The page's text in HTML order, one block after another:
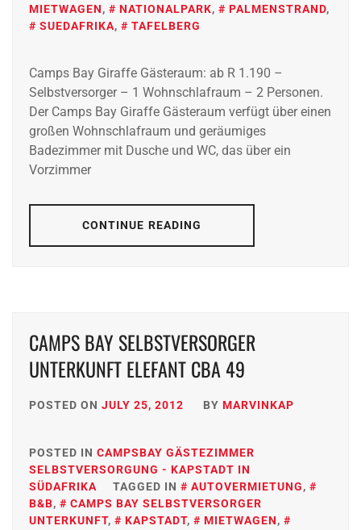
MIETWAGEN, NATIONALPARK, PALMENSTRAND,
SUEDAFRIKA, TAFELBERG
Camps Bay Giraffe Gästeraum: ab R 1.190 –
Selbstversorger – 1 Wohnschlafraum – 2 Personen.
Der Camps Bay Giraffe Gästeraum verfügt über einen
großen Wohnschlafraum und geräumiges
Badezimmer mit Dusche und WC, das über ein
Vorzimmer
CONTINUE READING
CAMPS BAY SELBSTVERSORGER
UNTERKUNFT ELEFANT CBA 49
POSTED ON JULY 25, 2012 BY MARVINKAP
POSTED IN CAMPSBAY GÄSTEZIMMER
SELBSTVERSORGUNG - KAPSTADT IN
SÜDAFRIKA
TAGGED IN AUTOVERMIETUNG,
B&B,
CAMPS BAY SELBSTVERSORGER
UNTERKUNFT, KAPSTADT, MIETWAGEN,